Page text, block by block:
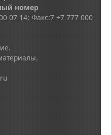
номер
07 14; Факс:7 +7 777 000